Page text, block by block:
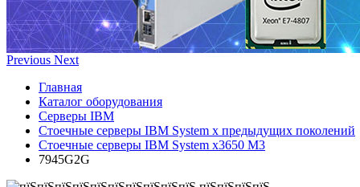
Previous Next
Главная
Каталог оборудования
Серверы IBM
Стоечные серверы IBM System x предыдущих поколений
Стоечные серверы IBM System x3650 M3
7945G2G